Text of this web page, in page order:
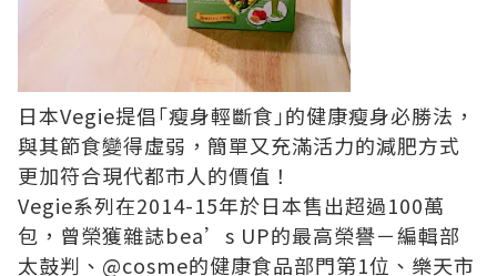
日本Vegie提倡｢瘦身輕斷食｣的健康瘦身必勝法，
與其節食變得虛弱，簡單又充滿活力的減肥方式
更加符合現代都市人的價值！
Vegie系列在2014-15年於日本售出超過100萬
包，曾榮獲雜誌bea’s UP的最高榮譽－編輯部
太鼓判、@cosme的健康食品部門第1位、樂天市